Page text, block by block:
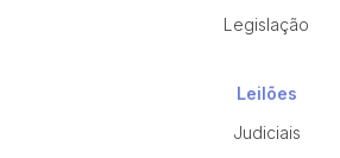
Legislação
Leilões
Judiciais